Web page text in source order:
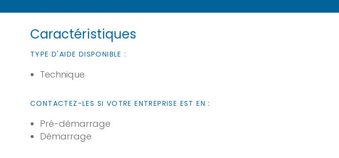
Caractéristiques
TYPE D'AIDE DISPONIBLE :
Technique
CONTACTEZ-LES SI VOTRE ENTREPRISE EST EN :
Pré-démarrage
Démarrage